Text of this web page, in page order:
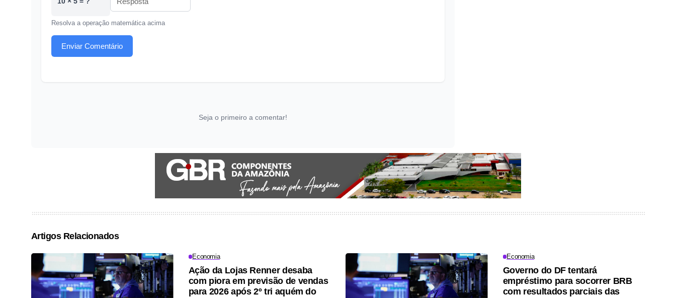
Resolva a operação matemática acima
Enviar Comentário
Seja o primeiro a comentar!
Artigos Relacionados
Economia
Ação da Lojas Renner desaba
com piora em previsão de vendas
para 2026 após 2º tri aquém do
Economia
Governo do DF tentará
empréstimo para socorrer BRB
com resultados parciais das